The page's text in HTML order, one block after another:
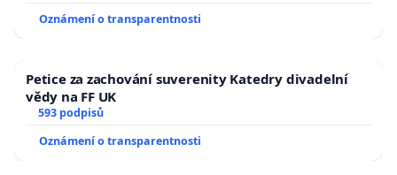
Oznámení o transparentnosti
Petice za zachování suverenity Katedry divadelní
vědy na FF UK
593 podpisů
Oznámení o transparentnosti